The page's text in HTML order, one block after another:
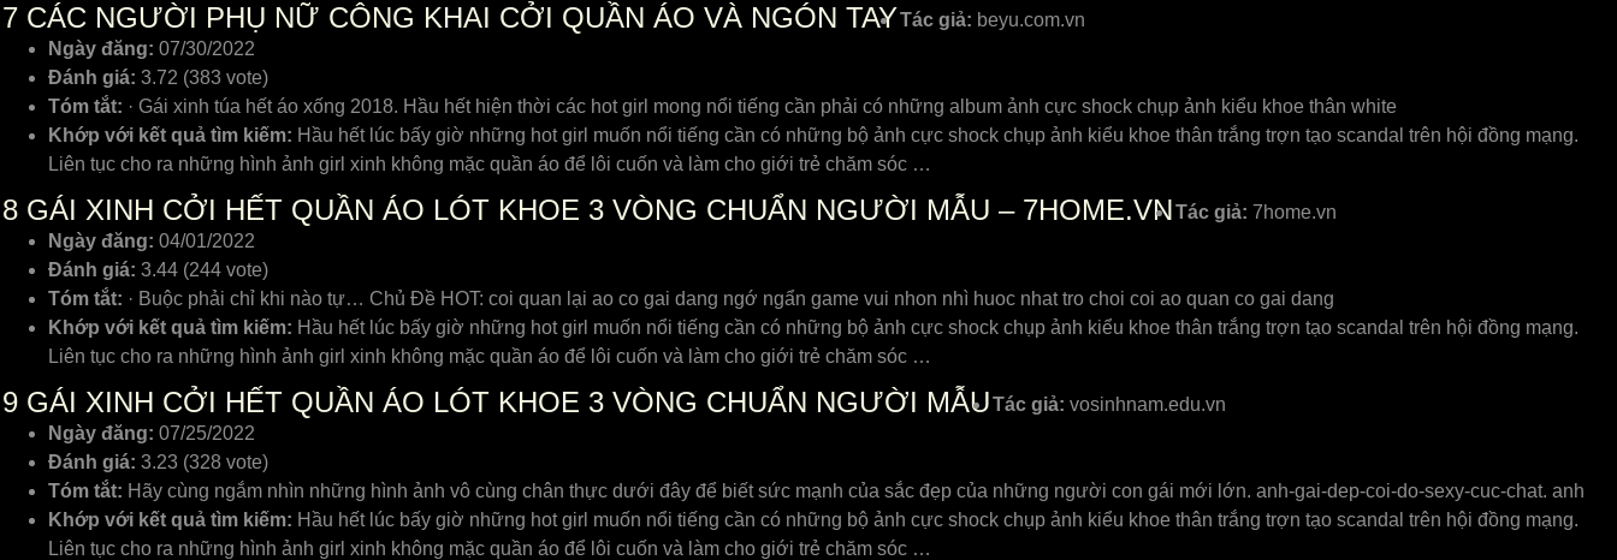
7 CÁC NGƯỜI PHỤ NỮ CÔNG KHAI CỞI QUẦN ÁO VÀ NGÓN TAYTác giả: beyu.com.vn
Ngày đăng: 07/30/2022
Đánh giá: 3.72 (383 vote)
Tóm tắt: · Gái xinh túa hết áo xống 2018. Hầu hết hiện thời các hot girl mong nổi tiếng cần phải có những album ảnh cực shock chụp ảnh kiểu khoe thân white
Khớp với kết quả tìm kiếm: Hầu hết lúc bấy giờ những hot girl muốn nổi tiếng cần có những bộ ảnh cực shock chụp ảnh kiểu khoe thân trắng trợn tạo scandal trên hội đồng mạng.
Liên tục cho ra những hình ảnh girl xinh không mặc quần áo để lôi cuốn và làm cho giới trẻ chăm sóc …
8 GÁI XINH CỞI HẾT QUẦN ÁO LÓT KHOE 3 VÒNG CHUẨN NGƯỜI MẪU – 7HOME.VNTác giả: 7home.vn
Ngày đăng: 04/01/2022
Đánh giá: 3.44 (244 vote)
Tóm tắt: · Buộc phải chỉ khi nào tự… Chủ Đề HOT: coi quan lại ao co gai dang ngớ ngẩn game vui nhon nhì huoc nhat tro choi coi ao quan co gai dang
Khớp với kết quả tìm kiếm: Hầu hết lúc bấy giờ những hot girl muốn nổi tiếng cần có những bộ ảnh cực shock chụp ảnh kiểu khoe thân trắng trợn tạo scandal trên hội đồng mạng.
Liên tục cho ra những hình ảnh girl xinh không mặc quần áo để lôi cuốn và làm cho giới trẻ chăm sóc …
9 GÁI XINH CỞI HẾT QUẦN ÁO LÓT KHOE 3 VÒNG CHUẨN NGƯỜI MẪUTác giả: vosinhnam.edu.vn
Ngày đăng: 07/25/2022
Đánh giá: 3.23 (328 vote)
Tóm tắt: Hãy cùng ngắm nhìn những hình ảnh vô cùng chân thực dưới đây để biết sức mạnh của sắc đẹp của những người con gái mới lớn. anh-gai-dep-coi-do-sexy-cuc-chat. anh
Khớp với kết quả tìm kiếm: Hầu hết lúc bấy giờ những hot girl muốn nổi tiếng cần có những bộ ảnh cực shock chụp ảnh kiểu khoe thân trắng trợn tạo scandal trên hội đồng mạng.
Liên tục cho ra những hình ảnh girl xinh không mặc quần áo để lôi cuốn và làm cho giới trẻ chăm sóc …